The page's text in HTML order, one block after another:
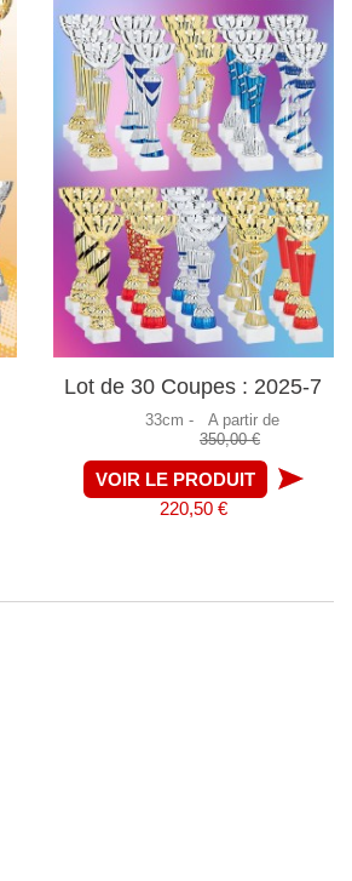
Lot de 30 Coupes : 2025-7
33cm -
A partir de
350,00 €
VOIR LE PRODUIT
220,50 €